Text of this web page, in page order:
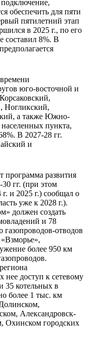
обеспечить для пяти
пятилетний этап
в 2025 г., по его
составил 8%. В
юго-восточной и
Ногликский,
а также Южно-
пункта,
В 2027-28 гг.
и
программа развития
гг. (при этом
и 2025 г.) сообщал о
уже к 2028 г.).
должен создать
и 78
газопроводов-отводов
более 950 км
нее доступ к сетевому
35 котельных в
более 1 тыс. км
Александровск-
Охинском городских